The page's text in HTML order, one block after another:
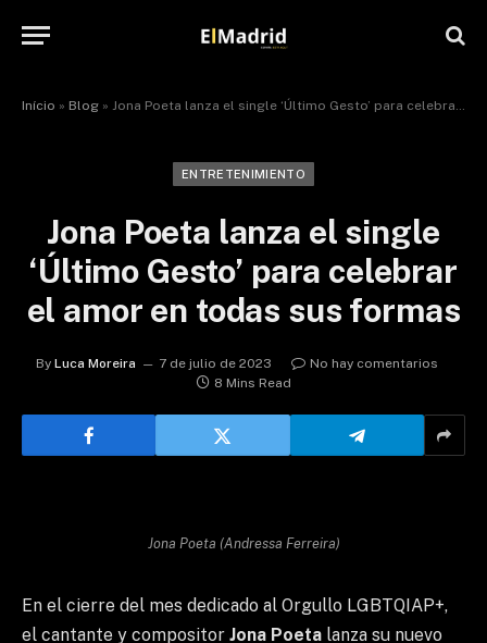
Início » Blog » Jona Poeta lanza el single ‘Último Gesto’ para celebrar el amor en todas sus formas
ENTRETENIMIENTO
Jona Poeta lanza el single
‘Último Gesto’ para celebrar
el amor en todas sus formas
By Luca Moreira 7 de julio de 2023
No hay comentarios
8 Mins Read
Jona Poeta (Andressa Ferreira)
En el cierre del mes dedicado al Orgullo LGBTQIAP+,
el cantante y compositor Jona Poeta lanza su nuevo